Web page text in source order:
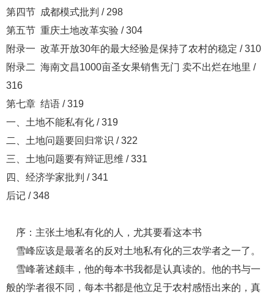
第四节 成都模式批判 / 298
第五节 重庆土地改革实验 / 304
附录一 改革开放30年的最大经验是保持了农村的稳定 / 310
附录二 海南文昌1000亩圣女果销售无门 卖不出烂在地里 /
316
第七章 结语 / 319
一、土地不能私有化 / 319
二、土地问题要回归常识 / 322
三、土地问题要有辩证思维 / 331
四、经济学家批判 / 341
后记 / 348
序：主张土地私有化的人，尤其要看这本书
雪峰应该是最著名的反对土地私有化的三农学者之一了。
雪峰著述颇丰，他的每本书我都是认真读的。他的书与一
般的学者很不同，每本书都是他立足于农村感悟出来的，真